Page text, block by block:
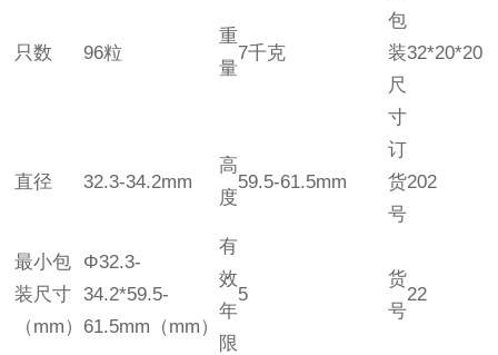
只数 96粒
重
量
7千克
包
装
尺
寸
32*20*20
直径 32.3-34.2mm
高
度
59.5-61.5mm
订
货
号
202
最小包
装尺寸
（mm）
Φ32.3-
34.2*59.5-
61.5mm（mm）
有
效
年
限
5
货
号
22